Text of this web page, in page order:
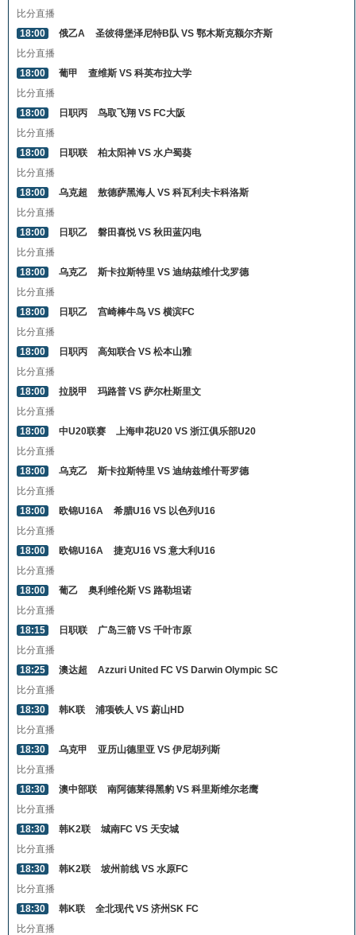
比分直播
18:00
俄乙A
圣彼得堡泽尼特B队 VS 鄂木斯克额尔齐斯
比分直播
18:00
葡甲
查维斯 VS 科英布拉大学
比分直播
18:00
日职丙
鸟取飞翔 VS FC大阪
比分直播
18:00
日职联
柏太阳神 VS 水户蜀葵
比分直播
18:00
乌克超
敖德萨黑海人 VS 科瓦利夫卡科洛斯
比分直播
18:00
日职乙
磐田喜悦 VS 秋田蓝闪电
比分直播
18:00
乌克乙
斯卡拉斯特里 VS 迪纳茲维什戈罗德
比分直播
18:00
日职乙
宫崎棒牛鸟 VS 横滨FC
比分直播
18:00
日职丙
高知联合 VS 松本山雅
比分直播
18:00
拉脱甲
玛路普 VS 萨尔杜斯里文
比分直播
18:00
中U20联赛
上海申花U20 VS 浙江俱乐部U20
比分直播
18:00
乌克乙
斯卡拉斯特里 VS 迪纳兹维什哥罗德
比分直播
18:00
欧锦U16A
希腊U16 VS 以色列U16
比分直播
18:00
欧锦U16A
捷克U16 VS 意大利U16
比分直播
18:00
葡乙
奥利维伦斯 VS 路勒坦诺
比分直播
18:15
日职联
广岛三箭 VS 千叶市原
比分直播
18:25
澳达超
Azzuri United FC VS Darwin Olympic SC
比分直播
18:30
韩K联
浦项铁人 VS 蔚山HD
比分直播
18:30
乌克甲
亚历山德里亚 VS 伊尼胡列斯
比分直播
18:30
澳中部联
南阿德莱得黑豹 VS 科里斯维尔老鹰
比分直播
18:30
韩K2联
城南FC VS 天安城
比分直播
18:30
韩K2联
坡州前线 VS 水原FC
比分直播
18:30
韩K联
全北现代 VS 济州SK FC
比分直播